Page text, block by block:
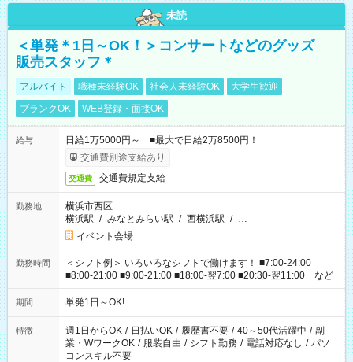
未読
＜単発＊1日～OK！＞コンサートなどのグッズ
販売スタッフ＊
アルバイト 職種未経験OK 社会人未経験OK
大学生歓迎
ブランクOK
WEB登録・面接OK
給与
日給1万5000円～ ■最大で日給2万8500円！
交通費別途支給あり
交通費 交通費規定支給
勤務地
横浜市西区
横浜駅 / みなとみらい駅 / 西横浜駅 / …
イベント会場
勤務時間
＜シフト例＞ いろいろなシフトで働けます！ ■7:00-24:00
■8:00-21:00 ■9:00-21:00 ■18:00-翌7:00 ■20:30-翌11:00 など
期間 単発1日～OK!
特徴 週1日からOK / 日払いOK / 履歴書不要 / 40～50代活躍中 / 副
業・WワークOK / 服装自由 / シフト勤務 / 電話対応なし / パソ
コンスキル不要